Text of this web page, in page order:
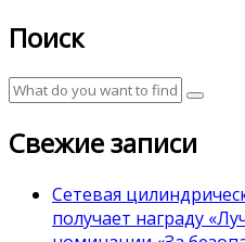
Поиск
Свежие записи
Сетевая
получает награду